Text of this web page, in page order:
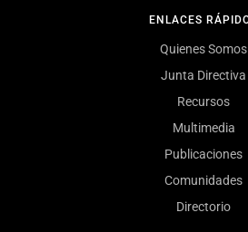
ENLACES
Quienes Somos
Junta Directiva
Recursos
Multimedia
Publicaciones
Comunidades
Directorio